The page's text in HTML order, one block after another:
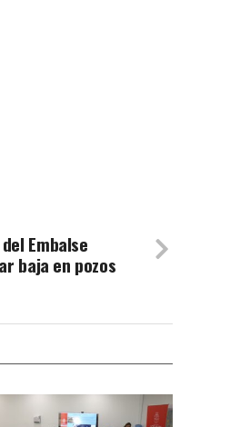
Embalse
baja en pozos